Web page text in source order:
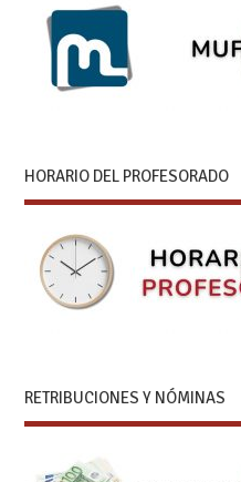
HORARIO DEL PROFESORADO
RETRIBUCIONES Y NÓMINAS